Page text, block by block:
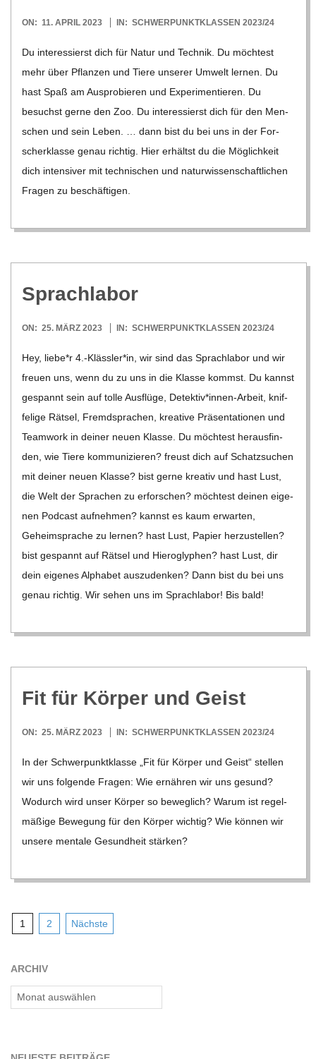
2023-
ON: 11. APRIL 2023 IN: SCHWERPUNKTKLASSEN 2023/24
Du inter­es­sierst dich für Natur und Tech­nik. Du möch­test
mehr über Pflan­zen und Tiere unse­rer Umwelt ler­nen. Du
hast Spaß am Aus­pro­bie­ren und Expe­ri­men­tie­ren. Du
besuchst gerne den Zoo. Du inter­es­sierst dich für den Men­
schen und sein Leben. … dann bist du bei uns in der For­
scher­klasse genau rich­tig. Hier erhältst du die Mög­lich­keit
dich inten­si­ver mit tech­ni­schen und natur­wis­sen­schaft­li­chen
Fra­gen zu beschäf­ti­gen.
Sprach­la­bor
2023-
ON: 25. MÄRZ 2023 IN: SCHWERPUNKTKLASSEN 2023/24
Hey, liebe*r 4.-Klässler*in, wir sind das Sprach­la­bor und wir
freuen uns, wenn du zu uns in die Klasse kommst. Du kannst
gespannt sein auf tolle Aus­flüge, Detektiv*innen-Arbeit, knif­
fe­lige Rät­sel, Fremd­spra­chen, krea­tive Prä­sen­ta­tio­nen und
Team­work in dei­ner neuen Klasse. Du möch­test her­aus­fin­
den, wie Tiere kom­mu­ni­zie­ren? freust dich auf Schatz­su­chen
mit dei­ner neuen Klasse? bist gerne krea­tiv und hast Lust,
die Welt der Spra­chen zu erfor­schen? möch­test dei­nen eige­
nen Pod­cast auf­neh­men? kannst es kaum erwar­ten,
Geheim­spra­che zu ler­nen? hast Lust, Papier her­zu­stel­len?
bist gespannt auf Rät­sel und Hie­ro­gly­phen? hast Lust, dir
dein eige­nes Alpha­bet aus­zu­den­ken? Dann bist du bei uns
genau rich­tig. Wir sehen uns im Sprach­la­bor! Bis bald!
Fit für Kör­per und Geist
2023-
ON: 25. MÄRZ 2023 IN: SCHWERPUNKTKLASSEN 2023/24
In der Schwer­punkt­klasse „Fit für Kör­per und Geist“ stel­len
wir uns fol­gende Fra­gen: Wie ernäh­ren wir uns gesund?
Wodurch wird unser Kör­per so beweg­lich? Warum ist regel­
mä­ßige Bewe­gung für den Kör­per wich­tig? Wie kön­nen wir
unsere men­tale Gesund­heit stär­ken?
Seitennummerierung
der
1 2 Nächste
ARCHIV
Archiv